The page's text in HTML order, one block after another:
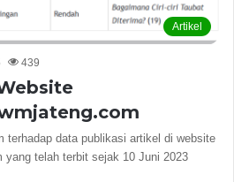
Artikel
439
terhadap data publikasi artikel di website
yang telah terbit sejak 10 Juni 2023